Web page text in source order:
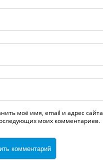
моё имя, email и адрес
моих комментариев.